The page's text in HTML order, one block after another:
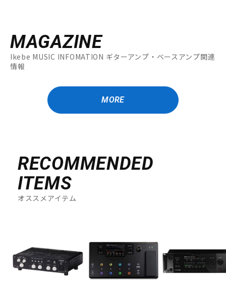
MAGAZINE
Ikebe MUSIC INFOMATION ギターアンプ・ベースアンプ関連
情報
MORE
RECOMMENDED
ITEMS
オススメアイテム